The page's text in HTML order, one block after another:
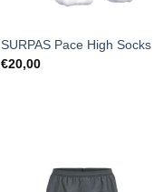
SURPAS Pace High Socks
€20,00